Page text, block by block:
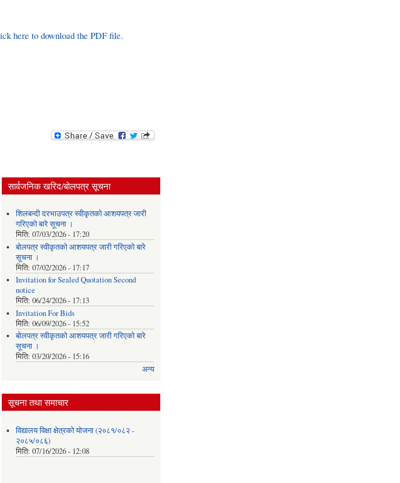
here to download the PDF file.
सार्वजनिक खरिद/बोलपत्र सूचना
शिलबन्दी दरभाउपत्र स्वीकृतको आशयपत्र जारी
गरिएको बारे सूचना ।
मिति: 07/03/2026 - 17:20
बोलपत्र स्वीकृतको आशयपत्र जारी गरिएको बारे
सूचना ।
मिति: 07/02/2026 - 17:17
Invitation for Sealed Quotation Second
notice
मिति: 06/24/2026 - 17:13
Invitation For Bids
मिति: 06/09/2026 - 15:52
बोलपत्र स्वीकृतको आशयपत्र जारी गरिएको बारे
सूचना ।
मिति: 03/20/2026 - 15:16
अन्य
सूचना तथा समाचार
विद्यालय विक्षा क्षेत्रको योजना (२०८१/०८२ -
२०८५/०८६)
मिति: 07/16/2026 - 12:08